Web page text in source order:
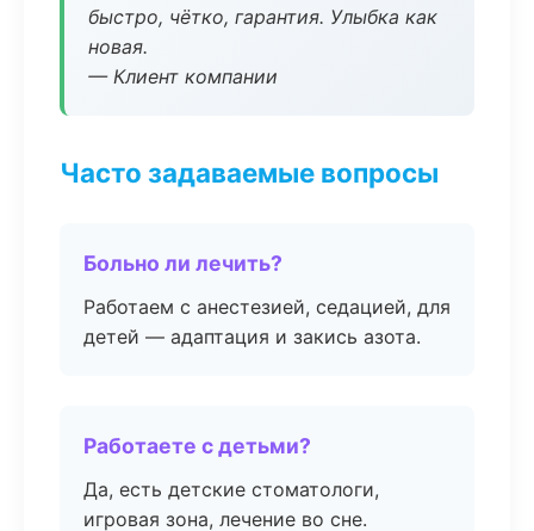
быстро, чётко, гарантия. Улыбка как
новая.
— Клиент компании
Часто задаваемые вопросы
Больно ли лечить?
Работаем с анестезией, седацией, для
детей — адаптация и закись азота.
Работаете с детьми?
Да, есть детские стоматологи,
игровая зона, лечение во сне.